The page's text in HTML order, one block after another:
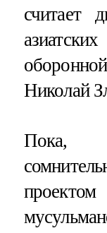
считает
Николай
Пока,